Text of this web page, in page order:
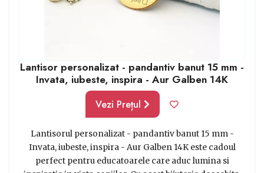
Lantisor personalizat - pandantiv banut 15 mm -
Invata, iubeste, inspira - Aur Galben 14K
Vezi Prețul
Lantisorul personalizat - pandantiv banut 15 mm -
Invata, iubeste, inspira - Aur Galben 14K este cadoul
perfect pentru educatoarele care aduc lumina si